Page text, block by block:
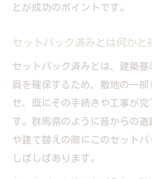
とが成功のポイントです。
セットバック済みとは何かと
セットバック済みとは、建築
員を確保するため、敷地の一
せ、既にその手続きや工事が
す。群馬県のように昔からの
や建て替えの際にこのセット
しばしばあります。